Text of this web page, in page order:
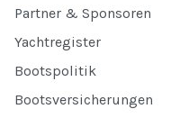
Partner & Sponsoren
Yachtregister
Bootspolitik
Bootsversicherungen